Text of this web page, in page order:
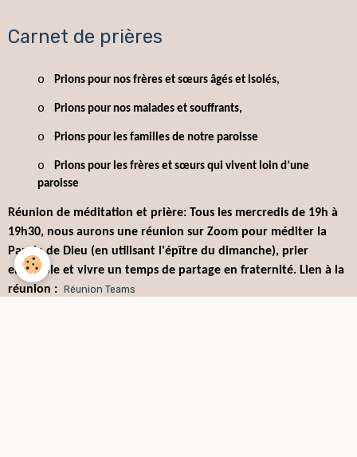
Carnet de prières
o Prions pour nos frères et sœurs âgés et isolés,
o Prions pour nos malades et souffrants,
o Prions pour les familles de notre paroisse
o Prions pour les frères et sœurs qui vivent loin d’une
paroisse
Réunion de méditation et prière: Tous les mercredis de 19h à
19h30, nous aurons une réunion sur Zoom pour méditer la
Parole de Dieu (en utilisant l'épître du dimanche), prier
ensemble et vivre un temps de partage en fraternité. Lien à la
réunion :
Réunion Teams